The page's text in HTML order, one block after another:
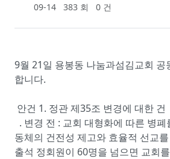
09-14 383 회 0 건
9월 21일 용봉동 나눔과섬김교회 공
합니다.
안건 1. 정관 제35조 변경에 대한 건
. 변경 전 : 교회 대형화에 따른 병
동체의 건전성 제고와 효율적 선교
출석 정회원이 60명을 넘으면 교회